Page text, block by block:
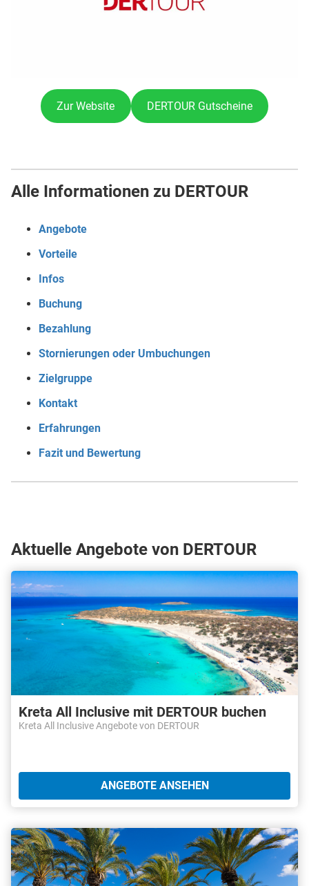
Zur Website DERTOUR Gutscheine
Alle Informationen zu DERTOUR
Angebote
Vorteile
Infos
Buchung
Bezahlung
Stornierungen oder Umbuchungen
Zielgruppe
Kontakt
Erfahrungen
Fazit und Bewertung
Aktuelle Angebote von DERTOUR
Kreta All Inclusive mit DERTOUR buchen
Kreta All Inclusive Angebote von DERTOUR
ANGEBOTE ANSEHEN